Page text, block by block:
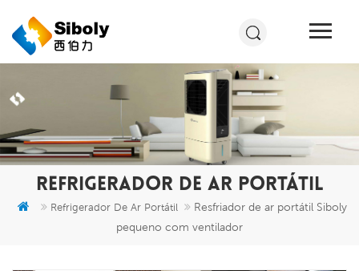
REFRIGERADOR DE AR PORTÁTIL
Refrigerador De Ar Portátil
Resfriador de ar portátil Siboly
pequeno com ventilador